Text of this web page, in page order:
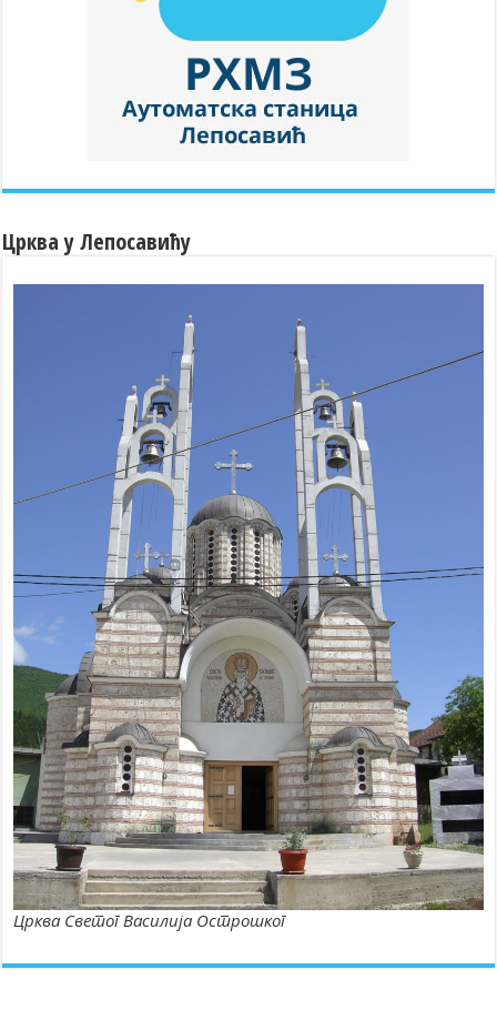
Црква у Лепосавићу
Црква Светог Василија Острошког